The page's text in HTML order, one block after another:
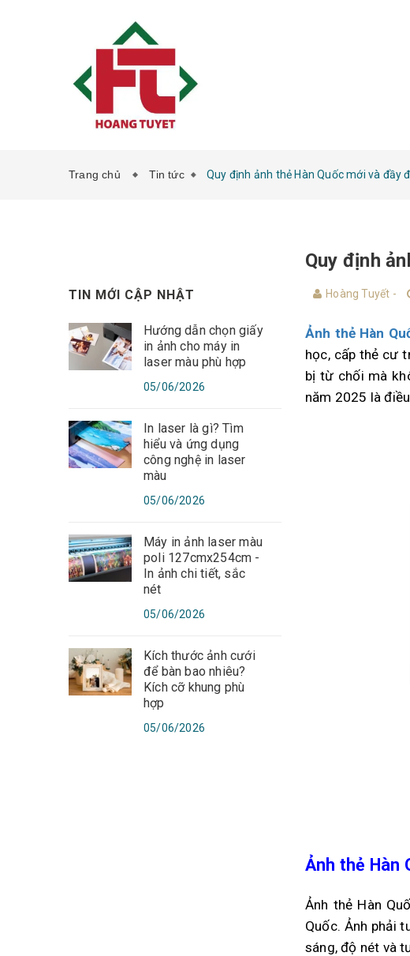
Trang chủ Tin tức Quy định ảnh thẻ Hàn Quốc mới và đầy
TIN MỚI CẬP NHẬT
Hướng dẫn chọn giấy
in ảnh cho máy in
laser màu phù hợp
05/06/2026
In laser là gì? Tìm
hiểu và ứng dụng
công nghệ in laser
màu
05/06/2026
Máy in ảnh laser màu
poli 127cmx254cm -
In ảnh chi tiết, sắc
nét
05/06/2026
Kích thước ảnh cưới
để bàn bao nhiêu?
Kích cỡ khung phù
hợp
05/06/2026
Quy định
Hoàng Tuyết -
Ảnh thẻ Hàn
học, cấp thẻ cư
bị từ chối mà
năm 2025 là
Ảnh thẻ Hàn
Ảnh thẻ Hàn
Quốc. Ảnh phải
sáng, độ nét và